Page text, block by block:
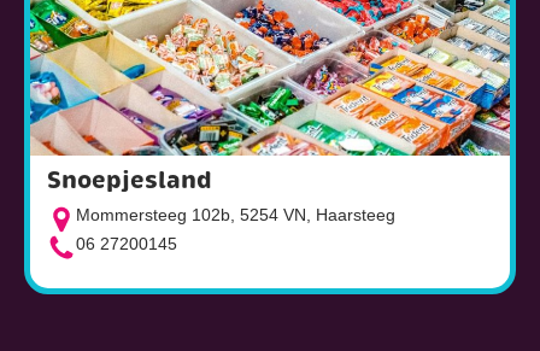
Snoepjesland
Mommersteeg 102b, 5254 VN, Haarsteeg
06 27200145